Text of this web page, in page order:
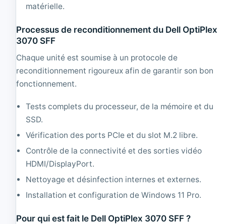
D
D
0
G
H
D
matérielle.
Processus de reconditionnement du Dell OptiPlex
3070 SFF
Chaque unité est soumise à un protocole de
reconditionnement rigoureux afin de garantir son bon
fonctionnement.
Tests complets du processeur, de la mémoire et du
SSD.
Vérification des ports PCIe et du slot M.2 libre.
Contrôle de la connectivité et des sorties vidéo
HDMI/DisplayPort.
Nettoyage et désinfection internes et externes.
Installation et configuration de Windows 11 Pro.
Pour qui est fait le Dell OptiPlex 3070 SFF ?